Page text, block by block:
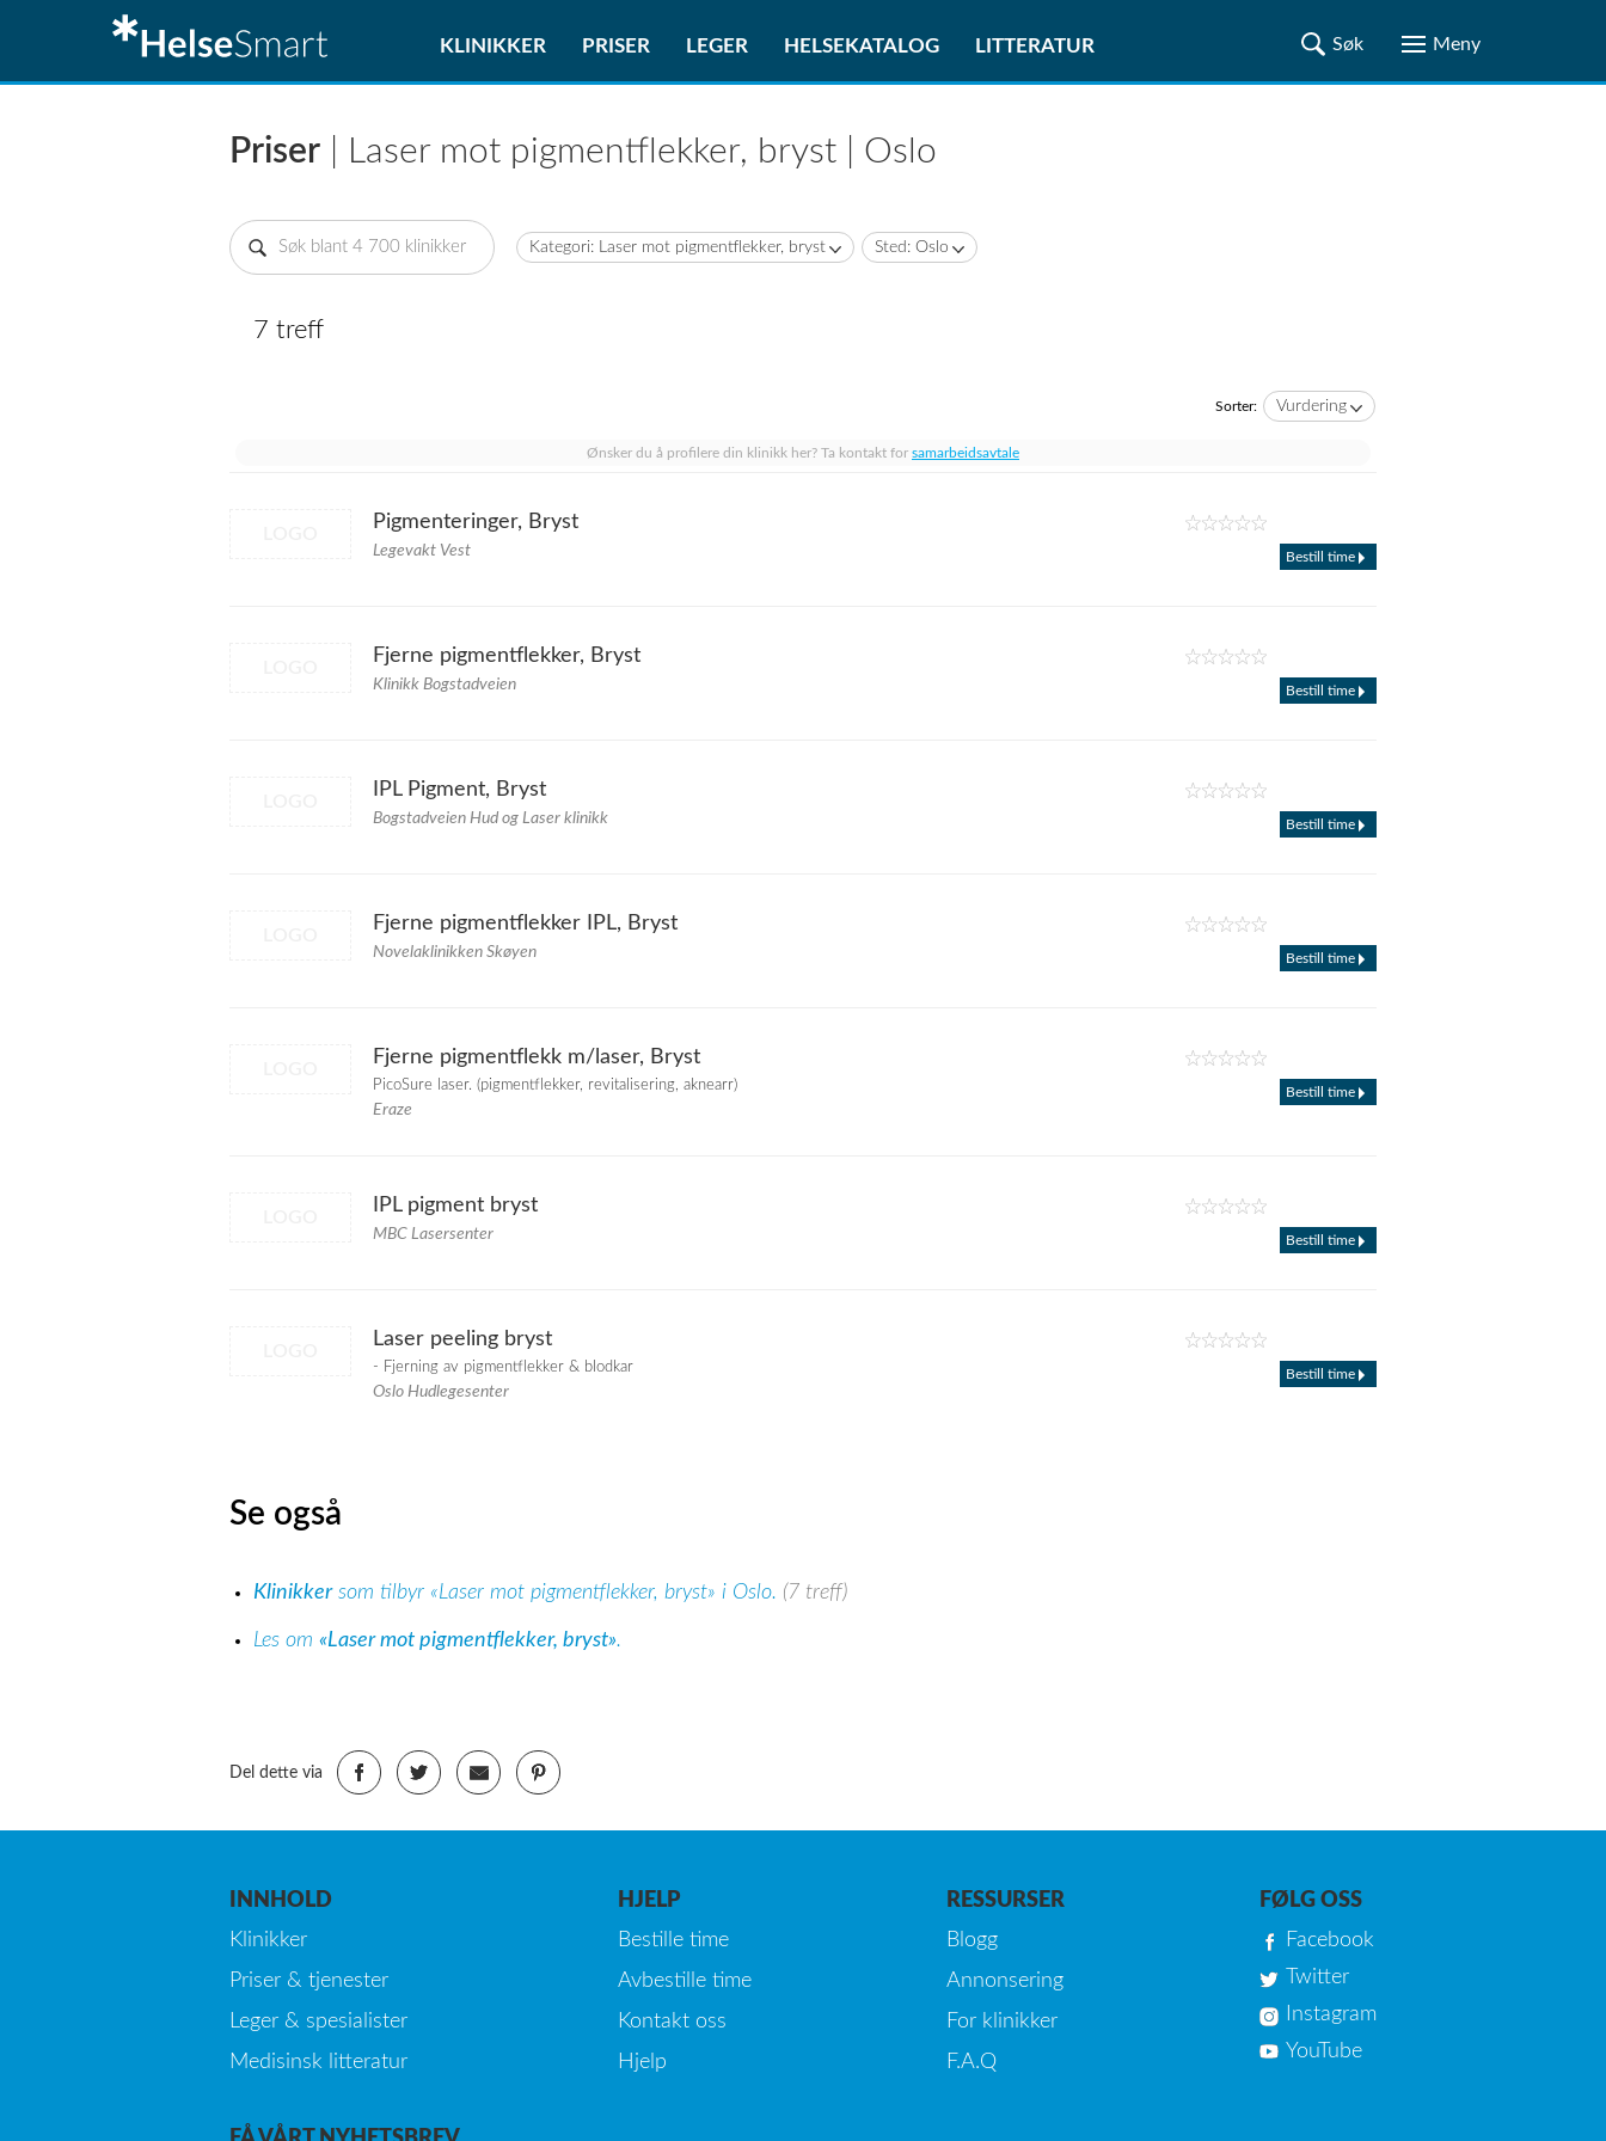
KLINIKKER PRISER LEGER HELSEKATALOG LITTERATUR
Priser | Laser mot pigmentflekker, bryst | Oslo
Kategori: Laser mot pigmentflekker, bryst Sted: Oslo
7 treff
Sorter: Vurdering
Ønsker du å profilere din klinikk her? Ta kontakt for samarbeidsavtale
Pigmenteringer, Bryst
Legevakt Vest Bestill time
Fjerne pigmentflekker, Bryst
Klinikk Bogstadveien Bestill time
IPL Pigment, Bryst
Bogstadveien Hud og Laser klinikk Bestill time
Fjerne pigmentflekker IPL, Bryst
Novelaklinikken Skøyen Bestill time
Fjerne pigmentflekk m/laser, Bryst
PicoSure laser. (pigmentflekker, revitalisering, aknearr)
Eraze
Bestill time
IPL pigment bryst
MBC Lasersenter Bestill time
Laser peeling bryst
- Fjerning av pigmentflekker & blodkar
Oslo Hudlegesenter
Bestill time
Se også
Klinikkersom tilbyr «Laser mot pigmentflekker, bryst» i Oslo. (7 treff)
Les om «Laser mot pigmentflekker, bryst».
Del dette via
INNHOLD
Klinikker
Priser & tjenester
Leger & spesialister
Medisinsk litteratur
HJELP
Bestille time
Avbestille time
Kontakt oss
Hjelp
RESSURSER
Blogg
Annonsering
For klinikker
F.A.Q
FØLG OSS
Facebook
Twitter
Instagram
YouTube